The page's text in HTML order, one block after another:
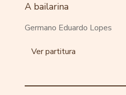
A bailarina
Germano Eduardo Lopes
Ver partitura